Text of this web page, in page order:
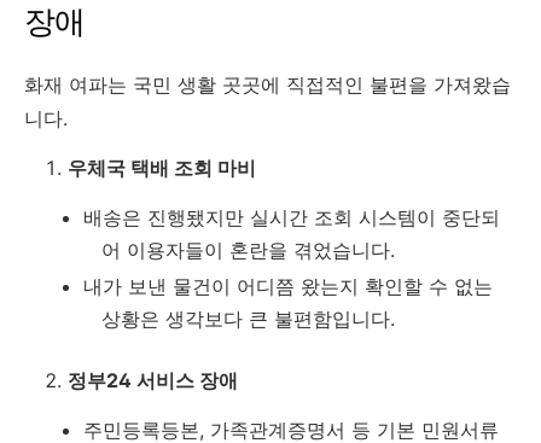
장애
화재 여파는 국민 생활 곳곳에 직접적인 불편을 가져왔습
니다.
우체국 택배 조회 마비
배송은 진행됐지만 실시간 조회 시스템이 중단되
어 이용자들이 혼란을 겪었습니다.
내가 보낸 물건이 어디쯤 왔는지 확인할 수 없는
상황은 생각보다 큰 불편함입니다.
정부24 서비스 장애
주민등록등본, 가족관계증명서 등 기본 민원서류